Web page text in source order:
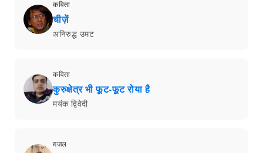
कविता
चीज़ें
अनिरुद्ध उमट
कविता
कुरुक्षेत्र भी फूट-फूट रोया है
मयंक द्विवेदी
ग़ज़ल